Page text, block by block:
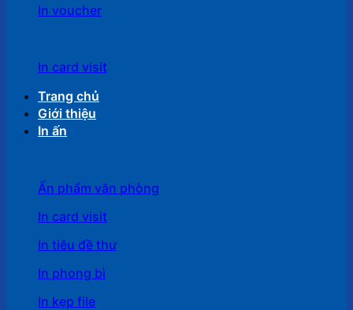
In voucher
In card visit
Trang chủ
Giới thiệu
In ấn
Ấn phẩm văn phòng
In card visit
In tiêu đề thư
In phong bì
In kẹp file